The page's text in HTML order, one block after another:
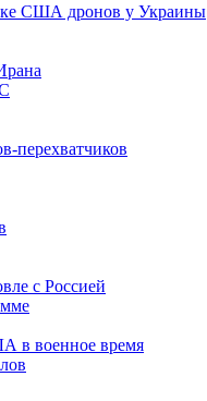
США дронов у Украины
перехватчиков
с Россией
в военное время